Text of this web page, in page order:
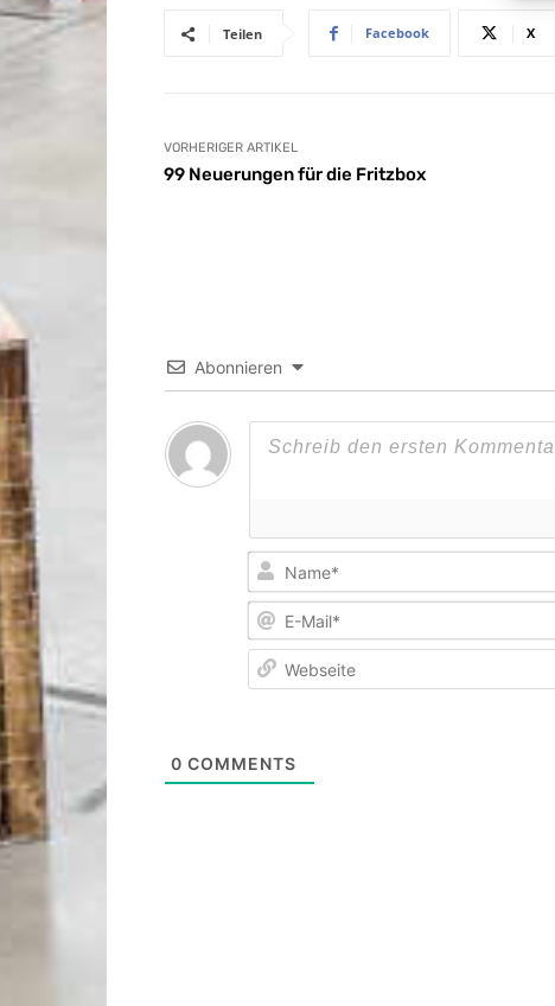
Teilen Facebook X
VORHERIGER ARTIKEL
99 Neuerungen für die Fritzbox
Abonnieren
0 COMMENTS